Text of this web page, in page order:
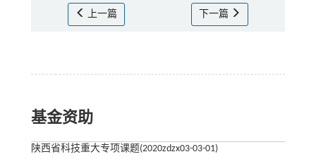
上一篇 下一篇
基金资助
陕西省科技重大专项课题(2020zdzx03-03-01)